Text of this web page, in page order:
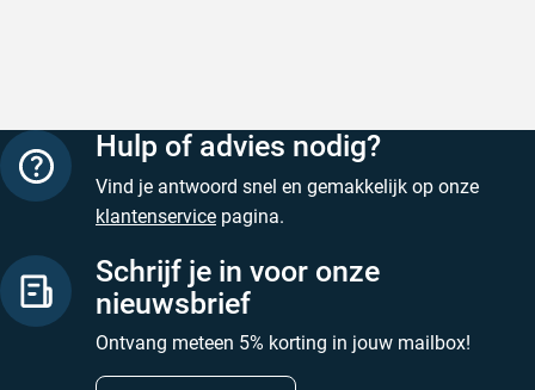
Hulp of advies nodig?
Vind je antwoord snel en gemakkelijk op onze
klantenservice pagina.
Schrijf je in voor onze
nieuwsbrief
Ontvang meteen 5% korting in jouw mailbox!